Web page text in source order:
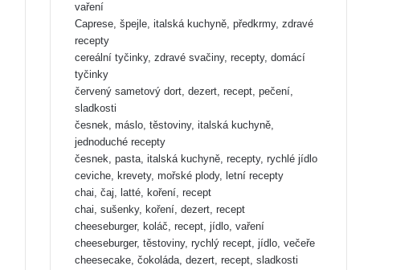
vaření
Caprese, špejle, italská kuchyně, předkrmy, zdravé
recepty
cereální tyčinky, zdravé svačiny, recepty, domácí
tyčinky
červený sametový dort, dezert, recept, pečení,
sladkosti
česnek, máslo, těstoviny, italská kuchyně,
jednoduché recepty
česnek, pasta, italská kuchyně, recepty, rychlé jídlo
ceviche, krevety, mořské plody, letní recepty
chai, čaj, latté, koření, recept
chai, sušenky, koření, dezert, recept
cheeseburger, koláč, recept, jídlo, vaření
cheeseburger, těstoviny, rychlý recept, jídlo, večeře
cheesecake, čokoláda, dezert, recept, sladkosti